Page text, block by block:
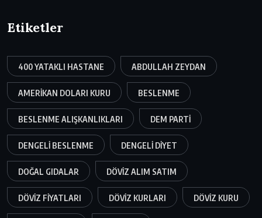
Etiketler
400 YATAKLI HASTANE ABDULLAH ZEYDAN
AMERIKAN DOLARI KURU BESLENME
BESLENME ALIŞKANLIKLARI DEM PARTI
DENGELI BESLENME DENGELI DIYET
DOĞAL GIDALAR DÖVIZ ALIM SATIM
DÖVIZ FIYATLARI DÖVIZ KURLARI DÖVIZ KURU